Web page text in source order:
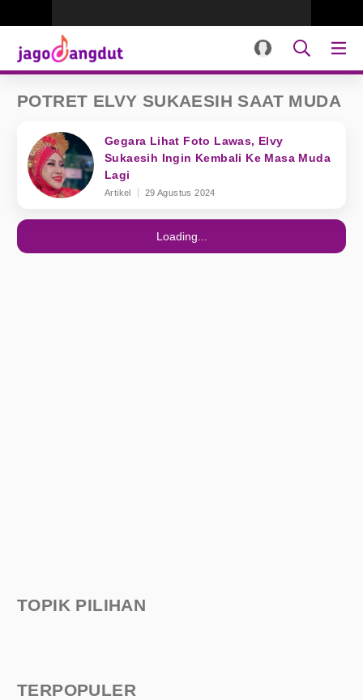
POTRET ELVY SUKAESIH SAAT MUDA
Gegara Lihat Foto Lawas, Elvy
Sukaesih Ingin Kembali Ke Masa Muda
Lagi
Artikel 29 Agustus 2024
Loading...
TOPIK PILIHAN
TERPOPULER